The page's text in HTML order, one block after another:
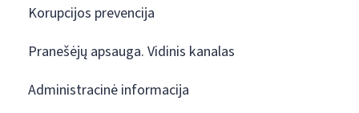
Korupcijos prevencija
Pranešėjų apsauga. Vidinis kanalas
Administracinė informacija